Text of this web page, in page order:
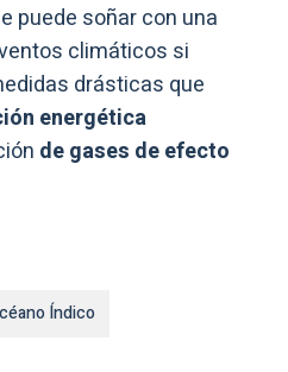
puede soñar con una
climáticos si
drásticas que
energética
degases de efecto
Índico